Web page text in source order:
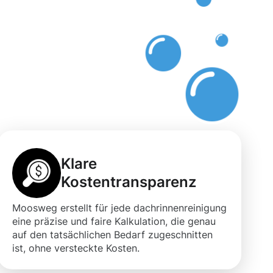
Klare
Kostentransparenz
Moosweg erstellt für jede dachrinnenreinigung
eine präzise und faire Kalkulation, die genau
auf den tatsächlichen Bedarf zugeschnitten
ist, ohne versteckte Kosten.